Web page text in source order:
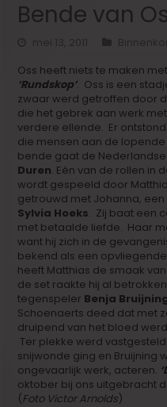
Bende van
mei 13, 2011
Oss heeft niets te maken
‘Rundskop’. Oss is een
zwaar werd getroffen door
die het gebrek aan werk
verdere ellende. Er
die mensen aan de
bende gaat de
Duren. Eén van de rollen in
wordt gespeeld door
getrouwd met Johanna,
Sylvia Hoeks. Zij baat een
met betaalde liefde. Haar
want hij zich in de
bekend als een
heeft Matthias de smaak
de set raakte hij al
tegenspeler Benja
Schoenaerts deed dat met
druipend van het bloed
Ter plekke werd
snijwonde ging en Bruijning
ongevaarlijk werk, acteren.
oktober bij ons uitgebracht
(Foto Victor Arnolds)